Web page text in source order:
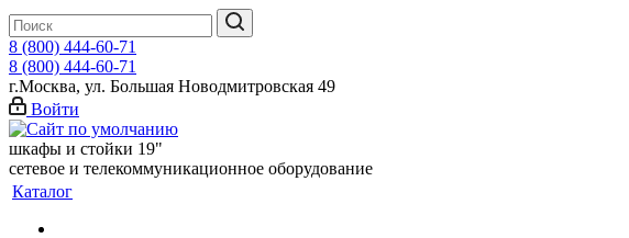
8 (800) 444-60-71
8 (800) 444-60-71
г.Москва, ул. Большая Новодмитровская 49
Войти
шкафы и стойки 19"
сетевое и телекоммуникационное оборудование
Каталог